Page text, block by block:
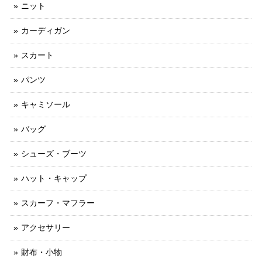
ニット
カーディガン
スカート
パンツ
キャミソール
バッグ
シューズ・ブーツ
ハット・キャップ
スカーフ・マフラー
アクセサリー
財布・小物